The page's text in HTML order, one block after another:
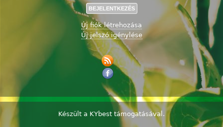
Új fiók létrehozása
Új jelszó igénylése
Készült a KYbest támogatásával.